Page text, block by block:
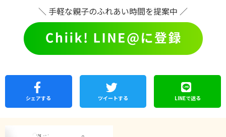
＼ 手軽な親子のふれあい時間を提案中 ／
シェアする ツイートする LINEで送る